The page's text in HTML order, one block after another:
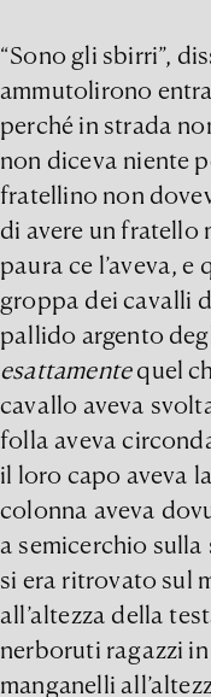
“Sono gli sbirri”,
ammutolirono
perché in strada
non diceva niente
fratellino non
di avere un fratello
paura ce l’aveva,
groppa dei cavalli
pallido argento
esattamentequel
cavallo aveva
folla aveva
il loro capo aveva
colonna aveva
a semicerchio sulla
si era ritrovato sul
all’altezza della
nerboruti ragazzi
manganelli